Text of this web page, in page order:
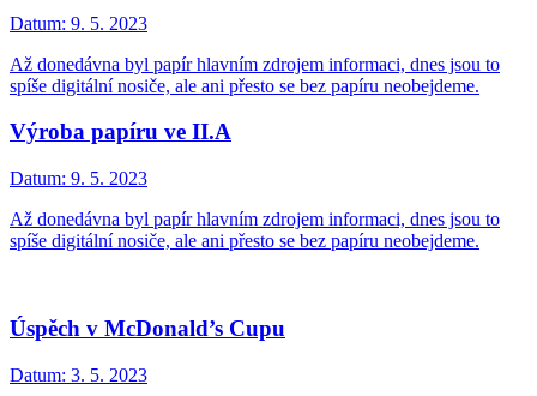
Datum: 9. 5. 2023
Až donedávna byl papír hlavním zdrojem informaci, dnes jsou to
spíše digitální nosiče, ale ani přesto se bez papíru neobejdeme.
Výroba papíru ve II.A
Datum: 9. 5. 2023
Až donedávna byl papír hlavním zdrojem informaci, dnes jsou to
spíše digitální nosiče, ale ani přesto se bez papíru neobejdeme.
Úspěch v McDonald’s Cupu
Datum: 3. 5. 2023